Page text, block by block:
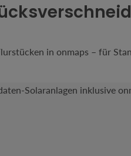
in onmaps – für